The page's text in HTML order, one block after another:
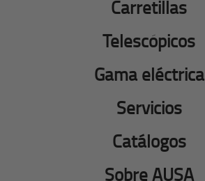
Carretillas
Telescópicos
Gama eléctrica
Servicios
Catálogos
Sobre AUSA